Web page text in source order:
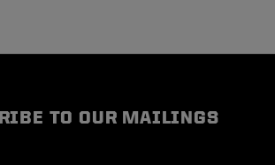
TO OUR MAILINGS